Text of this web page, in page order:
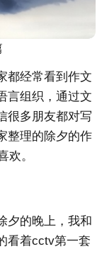
都经常看到作文
言组织，通过文
很多朋友都对写
整理的除夕的作
欢。
夕的晚上，我和
看着cctv第一套